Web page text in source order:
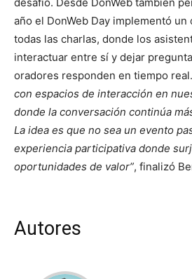
año el DonWeb Day implementó
todas las charlas, donde los
interactuar entre sí y dejar
oradores responden en tiempo real.
con espacios de interacción en
donde la conversación continúa
La idea es que no sea un evento
experiencia participativa donde
oportunidades de valor”, finalizó
Autores